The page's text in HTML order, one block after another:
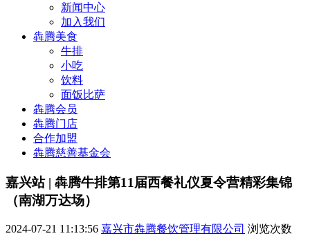
新闻中心
加入我们
犇腾美食
牛排
小吃
饮料
面饭比萨
犇腾会员
犇腾门店
合作加盟
犇腾慈善基金会
嘉兴站 | 犇腾牛排第11届西餐礼仪夏令营精彩集锦
（南湖万达场）
2024-07-21 11:13:56 嘉兴市犇腾餐饮管理有限公司 浏览次数